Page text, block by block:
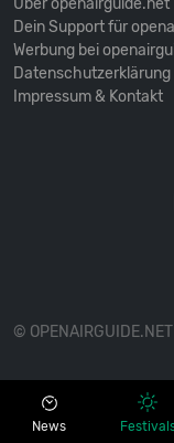
News
Über openairguide.net
Dein Support für
Werbung bei
Datenschutz­erklärung
Impressum & Kontakt
©